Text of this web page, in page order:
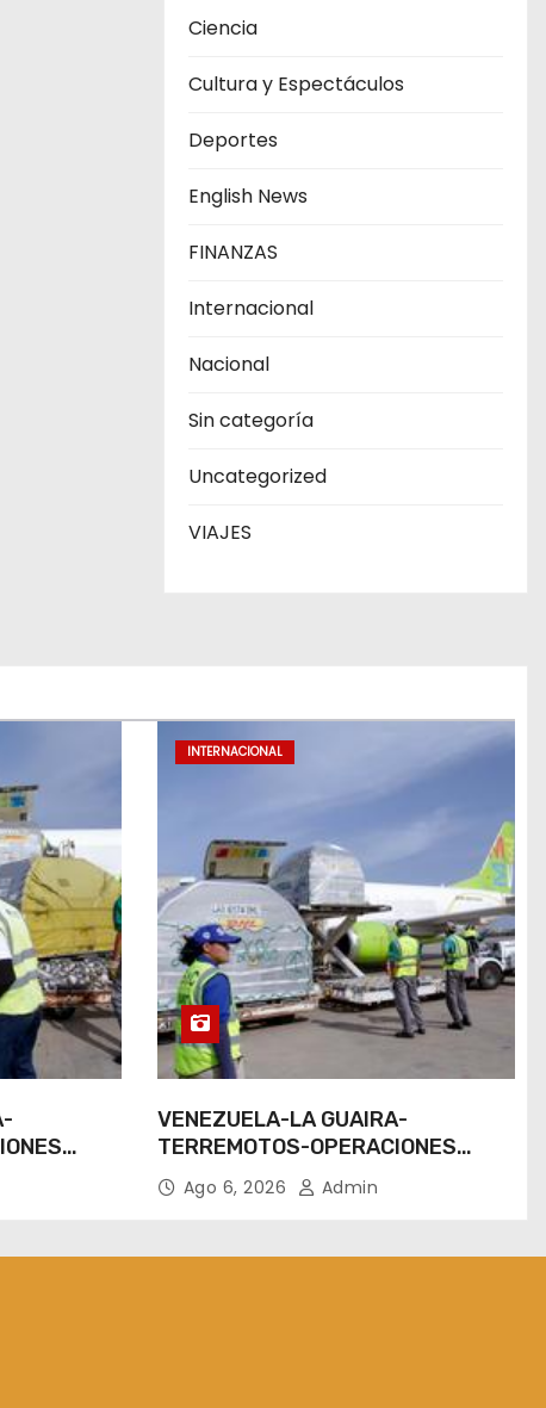
Ciencia
Cultura y Espectáculos
Deportes
English News
FINANZAS
Internacional
Nacional
Sin categoría
Uncategorized
VIAJES
INTERNACIONAL
VENEZUELA-LA GUAIRA-
TERREMOTOS-OPERACIONES
AEREAS
Ago 6, 2026 Admin